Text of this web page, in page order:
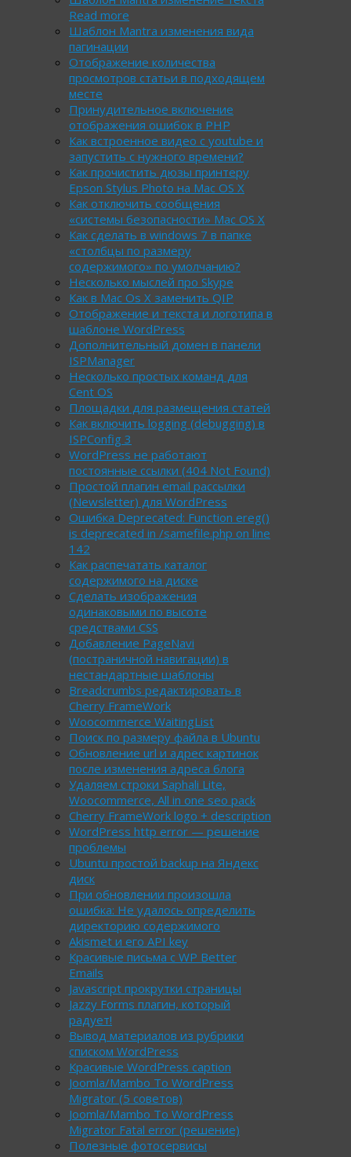
Read more
Шаблон Mantra изменения вида
пагинации
Отображение количества
просмотров статьи в подходящем
месте
Принудительное включение
отображения ошибок в PHP
Как встроенное видео с youtube и
запустить с нужного времени?
Как прочистить дюзы принтеру
Epson Stylus Photo на Mac OS X
Как отключить сообщения
«системы безопасности» Mac OS X
Как сделать в windows 7 в папке
«столбцы по размеру
содержимого» по умолчанию?
Несколько мыслей про Skype
Как в Mac Os X заменить QIP
Отображение и текста и логотипа в
шаблоне WordPress
Дополнительный домен в панели
ISPManager
Несколько простых команд для
Cent OS
Площадки для размещения статей
Как включить logging (debugging) в
ISPConfig 3
WordPress не работают
постоянные ссылки (404 Not Found)
Простой плагин email рассылки
(Newsletter) для WordPress
Ошибка Deprecated: Function ereg()
is deprecated in /samefile.php on line
142
Как распечатать каталог
содержимого на диске
Сделать изображения
одинаковыми по высоте
средствами CSS
Добавление PageNavi
(постраничной навигации) в
нестандартные шаблоны
Breadcrumbs редактировать в
Cherry FrameWork
Woocommerce WaitingList
Поиск по размеру файла в Ubuntu
Обновление url и адрес картинок
после изменения адреса блога
Удаляем строки Saphali Lite,
Woocommerce, All in one seo pack
Cherry FrameWork logo + description
WordPress http error — решение
проблемы
Ubuntu простой backup на Яндекс
диск
При обновлении произошла
ошибка: Не удалось определить
директорию содержимого
Akismet и его API key
Красивые письма с WP Better
Emails
Javascript прокрутки страницы
Jazzy Forms плагин, который
радует!
Вывод материалов из рубрики
списком WordPress
Красивые WordPress caption
Joomla/Mambo To WordPress
Migrator (5 советов)
Joomla/Mambo To WordPress
Migrator Fatal error (решение)
Полезные фотосервисы